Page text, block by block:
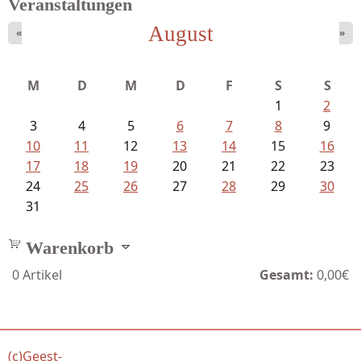
Mayer König, Wolfgang - Dichtungen...
Veranstaltungen
August
« »
M D M D F S
S
1
2
3
4 5 6 7 8
9
10
11 12 13 14 15
16
17
18 19 20 21 22
23
24
25 26 27 28 29
30
31
Warenkorb
0Artikel Gesamt: 0,00€
(c)Geest-